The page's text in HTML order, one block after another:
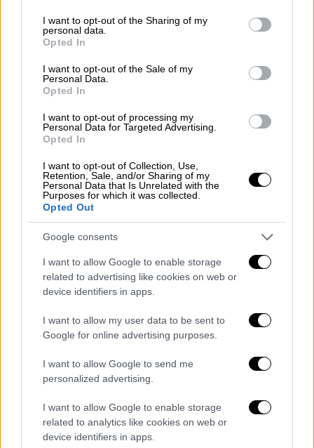
not limited to your visit or usage behaviour. You may click to
grant or deny consent to Google and its third-party tags to
use your data for below specified purposes in below Google
consent section.
I want to opt-out of the Sharing of my
personal data.
Opted In
I want to opt-out of the Sale of my
Personal Data.
Opted In
I want to opt-out of processing my
Personal Data for Targeted Advertising.
Opted In
I want to opt-out of Collection, Use,
Retention, Sale, and/or Sharing of my
Personal Data that Is Unrelated with the
Purposes for which it was collected.
Opted Out
Google consents
I want to allow Google to enable storage
related to advertising like cookies on web or
device identifiers in apps.
I want to allow my user data to be sent to
Google for online advertising purposes.
I want to allow Google to send me
personalized advertising.
I want to allow Google to enable storage
related to analytics like cookies on web or
device identifiers in apps.
Ελλάδα|27.11.2024 12:51
Πραγματοποιήθηκε η κηδεία του
Αντώνη Λυμπέρη - Συγγενείς και φίλοι
στο τελευταίο αντίο του εκδότη
Τραγική φιγούρα η σύζυγός του, Έλενα
Μακρή